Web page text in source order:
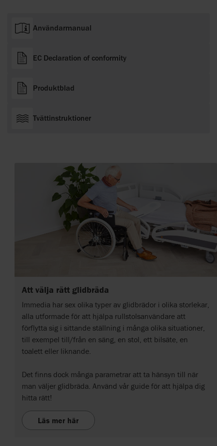
Användarmanual
EC Declaration of conformity
Produktblad
Tvättinstruktioner
Att välja rätt glidbräda
Immedia har sex olika typer av glidbrädor i olika storlekar,
alla utformade för att hjälpa rullstolsanvändare att
förflytta sig i sittande ställning i många olika situationer,
till exempel till/från en säng, en stol, ett bilsäte, en
toalett eller liknande.
Det finns dock många parametrar att ta hänsyn till när
man väljer glidbräda. Använd vår guide för att hjälpa dig
hitta rätt!
Läs mer här